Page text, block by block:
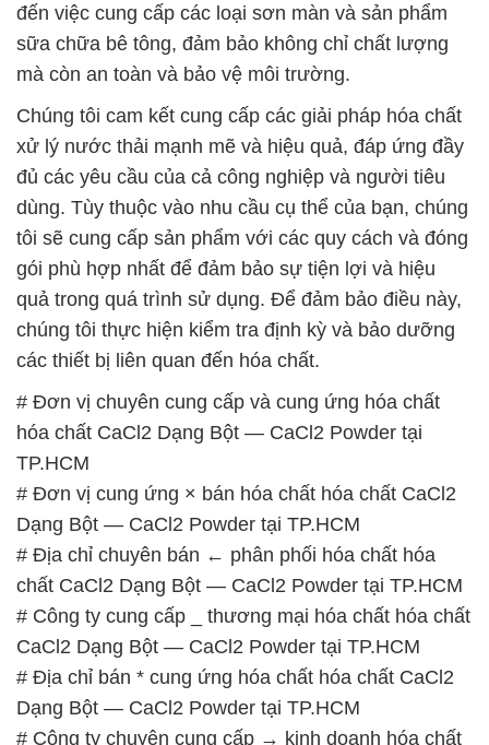
xử lý nước thải mạnh mẽ và hiệu quả, đáp ứng đầy
đủ các yêu cầu của cả công nghiệp và người tiêu
dùng. Tùy thuộc vào nhu cầu cụ thể của bạn, chúng
tôi sẽ cung cấp sản phẩm với các quy cách và đóng
gói phù hợp nhất để đảm bảo sự tiện lợi và hiệu
quả trong quá trình sử dụng. Để đảm bảo điều này,
chúng tôi thực hiện kiểm tra định kỳ và bảo dưỡng
các thiết bị liên quan đến hóa chất.
# Đơn vị chuyên cung cấp và cung ứng hóa chất
hóa chất CaCl2 Dạng Bột — CaCl2 Powder tại
TP.HCM
# Đơn vị cung ứng × bán hóa chất hóa chất CaCl2
Dạng Bột — CaCl2 Powder tại TP.HCM
# Địa chỉ chuyên bán ← phân phối hóa chất hóa
chất CaCl2 Dạng Bột — CaCl2 Powder tại TP.HCM
# Công ty cung cấp _ thương mại hóa chất hóa chất
CaCl2 Dạng Bột — CaCl2 Powder tại TP.HCM
# Địa chỉ bán * cung ứng hóa chất hóa chất CaCl2
Dạng Bột — CaCl2 Powder tại TP.HCM
# Công ty chuyên cung cấp → kinh doanh hóa chất
hóa chất CaCl2 Dạng Bột — CaCl2 Powder tại
TP.HCM
# Địa chỉ chuyên phân phối ○ cung ứng hóa chất
hóa chất CaCl2 Dạng Bột — CaCl2 Powder tại